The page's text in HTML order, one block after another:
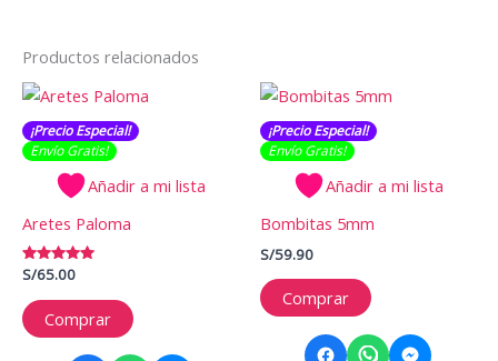
Productos relacionados
¡Precio Especial!
Envío Gratis​​​!
Añadir a mi lista
Aretes Paloma
Valorado
5.00
de 5
S/65.00
Comprar
¡Precio Especial!
Envío Gratis​​​!
Añadir a mi lista
Bombitas 5mm
S/59.90
Comprar